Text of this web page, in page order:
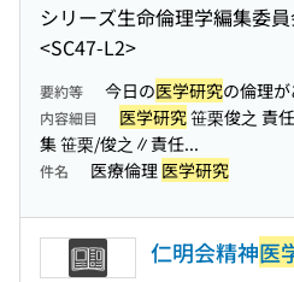
シリーズ生命倫理学編集委
<SC47-L2>
要約等 今日の医学研究の倫理
内容細目 医学研究笹栗俊之 責
集 笹栗/俊之∥責任...
件名 医療倫理 医学研究
仁明会精神医